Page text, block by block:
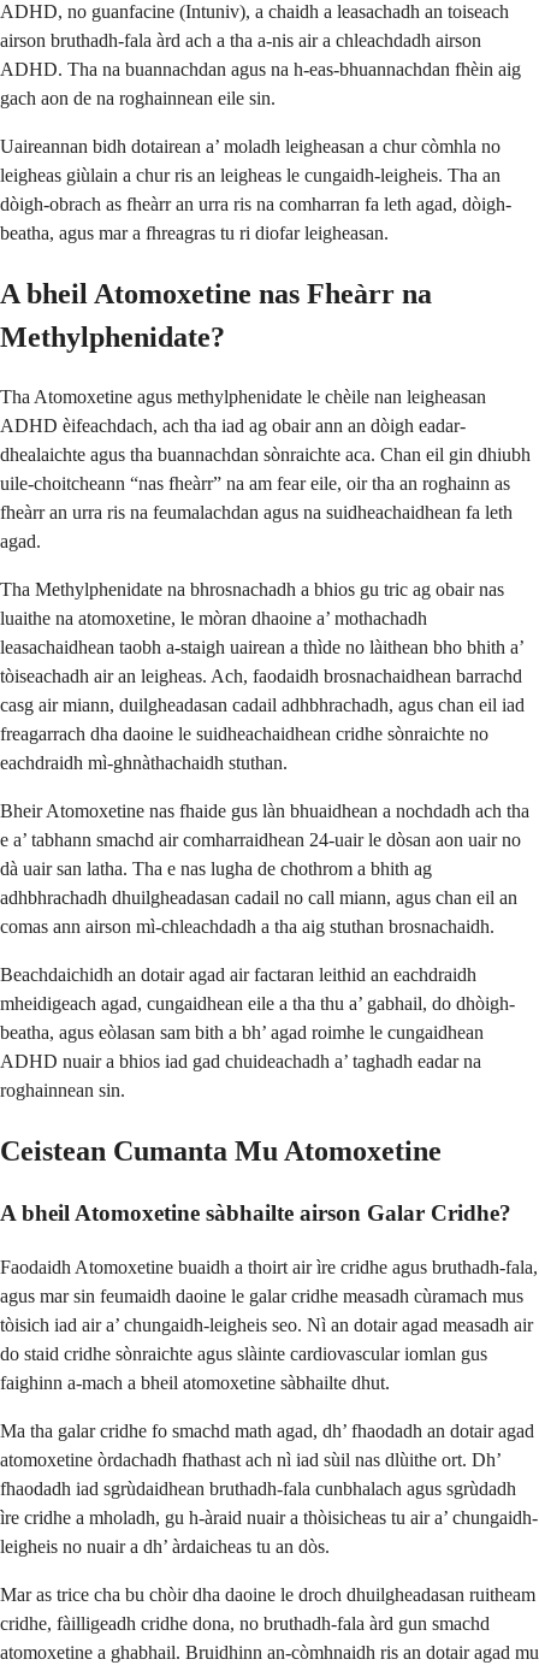
ADHD, no guanfacine (Intuniv), a chaidh a leasachadh an toiseach
airson bruthadh-fala àrd ach a tha a-nis air a chleachdadh airson
ADHD. Tha na buannachdan agus na h-eas-bhuannachdan fhèin aig
gach aon de na roghainnean eile sin.
Uaireannan bidh dotairean a’ moladh leigheasan a chur còmhla no
leigheas giùlain a chur ris an leigheas le cungaidh-leigheis. Tha an
dòigh-obrach as fheàrr an urra ris na comharran fa leth agad, dòigh-
beatha, agus mar a fhreagras tu ri diofar leigheasan.
A bheil Atomoxetine nas Fheàrr na
Methylphenidate?
Tha Atomoxetine agus methylphenidate le chèile nan leigheasan
ADHD èifeachdach, ach tha iad ag obair ann an dòigh eadar-
dhealaichte agus tha buannachdan sònraichte aca. Chan eil gin dhiubh
uile-choitcheann “nas fheàrr” na am fear eile, oir tha an roghainn as
fheàrr an urra ris na feumalachdan agus na suidheachaidhean fa leth
agad.
Tha Methylphenidate na bhrosnachadh a bhios gu tric ag obair nas
luaithe na atomoxetine, le mòran dhaoine a’ mothachadh
leasachaidhean taobh a-staigh uairean a thìde no làithean bho bhith a’
tòiseachadh air an leigheas. Ach, faodaidh brosnachaidhean barrachd
casg air miann, duilgheadasan cadail adhbhrachadh, agus chan eil iad
freagarrach dha daoine le suidheachaidhean cridhe sònraichte no
eachdraidh mì-ghnàthachaidh stuthan.
Bheir Atomoxetine nas fhaide gus làn bhuaidhean a nochdadh ach tha
e a’ tabhann smachd air comharraidhean 24-uair le dòsan aon uair no
dà uair san latha. Tha e nas lugha de chothrom a bhith ag
adhbhrachadh dhuilgheadasan cadail no call miann, agus chan eil an
comas ann airson mì-chleachdadh a tha aig stuthan brosnachaidh.
Beachdaichidh an dotair agad air factaran leithid an eachdraidh
mheidigeach agad, cungaidhean eile a tha thu a’ gabhail, do dhòigh-
beatha, agus eòlasan sam bith a bh’ agad roimhe le cungaidhean
ADHD nuair a bhios iad gad chuideachadh a’ taghadh eadar na
roghainnean sin.
Ceistean Cumanta Mu Atomoxetine
A bheil Atomoxetine sàbhailte airson Galar Cridhe?
Faodaidh Atomoxetine buaidh a thoirt air ìre cridhe agus bruthadh-fala,
agus mar sin feumaidh daoine le galar cridhe measadh cùramach mus
tòisich iad air a’ chungaidh-leigheis seo. Nì an dotair agad measadh air
do staid cridhe sònraichte agus slàinte cardiovascular iomlan gus
faighinn a-mach a bheil atomoxetine sàbhailte dhut.
Ma tha galar cridhe fo smachd math agad, dh’ fhaodadh an dotair agad
atomoxetine òrdachadh fhathast ach nì iad sùil nas dlùithe ort. Dh’
fhaodadh iad sgrùdaidhean bruthadh-fala cunbhalach agus sgrùdadh
ìre cridhe a mholadh, gu h-àraid nuair a thòisicheas tu air a’ chungaidh-
leigheis no nuair a dh’ àrdaicheas tu an dòs.
Mar as trice cha bu chòir dha daoine le droch dhuilgheadasan ruitheam
cridhe, fàilligeadh cridhe dona, no bruthadh-fala àrd gun smachd
atomoxetine a ghabhail. Bruidhinn an-còmhnaidh ris an dotair agad mu